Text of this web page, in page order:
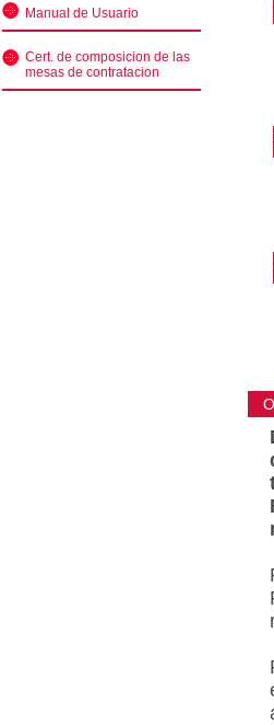
Manual de Usuario
Cert. de composicion de las
mesas de contratacion